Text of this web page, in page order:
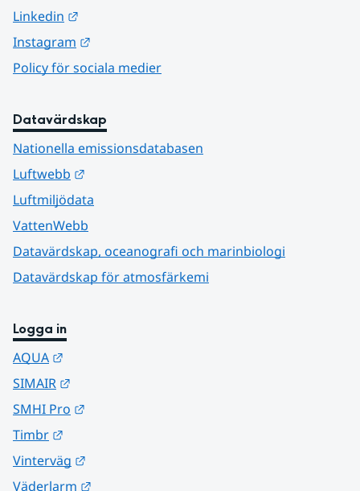
Linkedin
Instagram
Policy för sociala medier
Datavärdskap
Nationella emissionsdatabasen
Luftwebb
Luftmiljödata
VattenWebb
Datavärdskap, oceanografi och marinbiologi
Datavärdskap för atmosfärkemi
Logga in
AQUA
SIMAIR
SMHI Pro
Timbr
Vinterväg
Väderlarm